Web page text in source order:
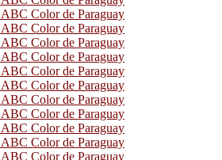
Color de Paraguay
Color de Paraguay
Color de Paraguay
Color de Paraguay
Color de Paraguay
Color de Paraguay
Color de Paraguay
Color de Paraguay
Color de Paraguay
Color de Paraguay
Color de Paraguay